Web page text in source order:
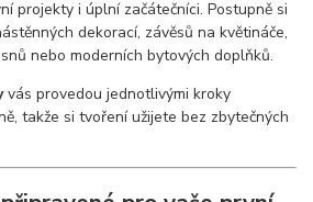
projekty i úplní začátečníci. Postupně si
dekorací, závěsů na květináče,
nebo moderních bytových doplňků.
vás provedou jednotlivými kroky
takže si tvoření užijete bez zbytečných